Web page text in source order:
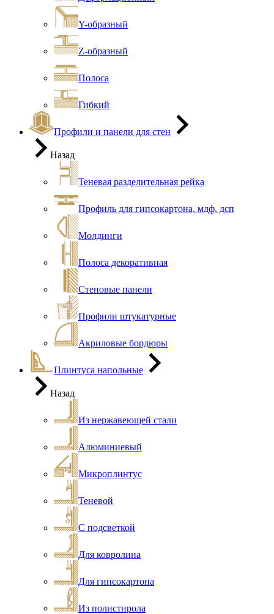
Y-образный
Z-образный
Полоса
Гибкий
Профили и панели для стен
Назад
Теневая разделительная рейка
Профиль для гипсокартона, мдф, дсп
Молдинги
Полоса декоративная
Стеновые панели
Профили штукатурные
Акриловые бордюры
Плинтуса напольные
Назад
Из нержавеющей стали
Алюминиевый
Микроплинтус
Теневой
С подсветкой
Для ковролина
Для гипсокартона
Из полистирола